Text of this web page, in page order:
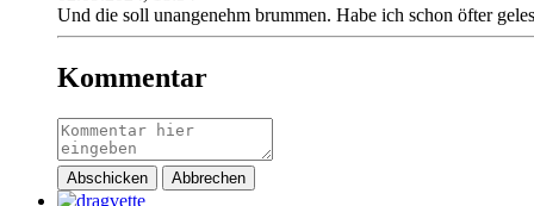
Und die soll unangenehm brummen. Habe ich schon öfter
Kommentar
Abschicken Abbrechen